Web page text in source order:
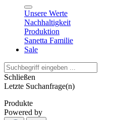
Unsere Werte
Nachhaltigkeit
Produktion
Sanetta Familie
Sale
Schließen
Letzte Suchanfrage(n)
Produkte
Powered by